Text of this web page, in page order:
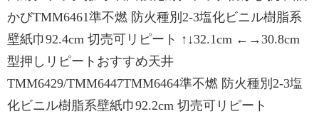
かびTMM6461準不燃 防火種別2-3塩化ビニル樹脂系
壁紙巾92.4cm 切売可リピート ↑↓32.1cm ←→30.8cm
型押しリピートおすすめ天井
TMM6429/TMM6447TMM6464準不燃 防火種別2-3塩
化ビニル樹脂系壁紙巾92.2cm 切売可リピート